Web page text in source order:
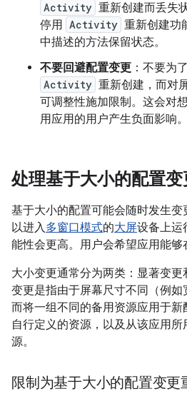
Activity 重新创建而丢失
停用 Activity 重新创建功
中描述的方法保留状态。
不要回避配置变更 ：不要为
Activity 重新创建，而对
可调整性施加限制。这会对
用应用的用户产生负面影响。
处理基于大小的配置变
基于大小的配置可能会随时发生
以进入多窗口模式的大屏设备上运
能性会更高。用户会希望应用能够
大小变更通常分为两类：显著变更
变更是指由于屏幕尺寸不同（例如
而将一组不同的备用资源应用于
自行定义的资源，以及从该应用
源。
限制为基于大小的配置变